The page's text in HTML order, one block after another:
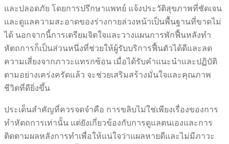
และปลอดภัย โดยการปรึกษาแพทย์ แจ้งประวัติสุขภาพที่ชัดเจน
และดูแลความสะอาดของร่างกายล่วงหน้าเป็นพื้นฐานที่ขาดไม่
ได้ นอกจากนี้การเตรียมจิตใจและวางแผนการพักฟื้นหลังทำ
หัตถการก็เป็นส่วนหนึ่งที่ช่วยให้ผู้รับบริการฟื้นตัวได้ดีและลด
ความเสี่ยงจากภาวะแทรกซ้อน เมื่อได้รับคำแนะนำและปฏิบัติ
ตามอย่างเคร่งครัดแล้ว จะช่วยเสริมสร้างมั่นใจและคุณภาพ
ชีวิตที่ดียิ่งขึ้น
ประเด็นสำคัญที่ควรจดจำคือ การขลิบไม่ใช่เพียงเรื่องของการ
ทำหัตถการเท่านั้น แต่ยังเกี่ยวข้องกับการดูแลตนเองและการ
ติดตามผลหลังการทำเพื่อให้แน่ใจว่าแผลหายดีและไม่มีภาวะ